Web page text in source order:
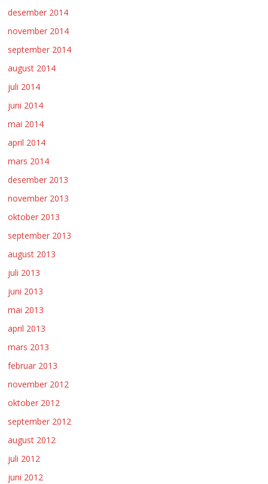
desember 2014
november 2014
september 2014
august 2014
juli 2014
juni 2014
mai 2014
april 2014
mars 2014
desember 2013
november 2013
oktober 2013
september 2013
august 2013
juli 2013
juni 2013
mai 2013
april 2013
mars 2013
februar 2013
november 2012
oktober 2012
september 2012
august 2012
juli 2012
juni 2012